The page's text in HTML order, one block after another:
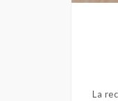
La